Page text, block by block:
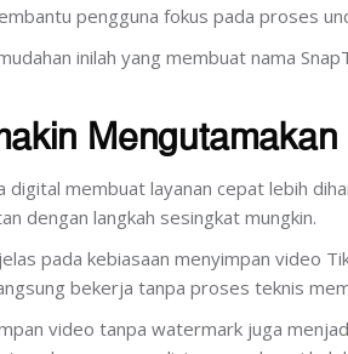
pengguna fokus pada proses
inilah yang membuat nama
digital membuat layanan cepat lebih
dengan langkah sesingkat mungkin.
pada kebiasaan menyimpan video
bekerja tanpa proses teknis
video tanpa watermark juga